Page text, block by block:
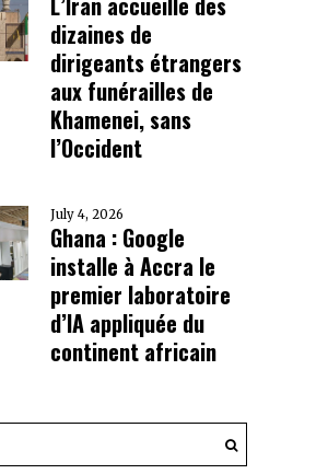
dizaines de
dirigeants étrangers
aux funérailles de
Khamenei, sans
l’Occident
July 4, 2026
Ghana : Google
installe à Accra le
premier laboratoire
d’IA appliquée du
continent africain